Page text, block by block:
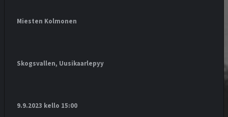
Miesten Kolmonen
Skogsvallen, Uusikaarlepyy
9.9.2023 kello 15:00